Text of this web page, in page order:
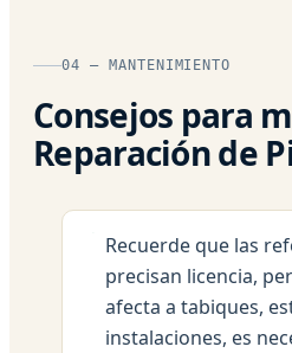
04 — MANTENIMIENTO
Consejos para
Reparación de
Recuerde que las
precisan licencia,
afecta a tabiques,
instalaciones, es